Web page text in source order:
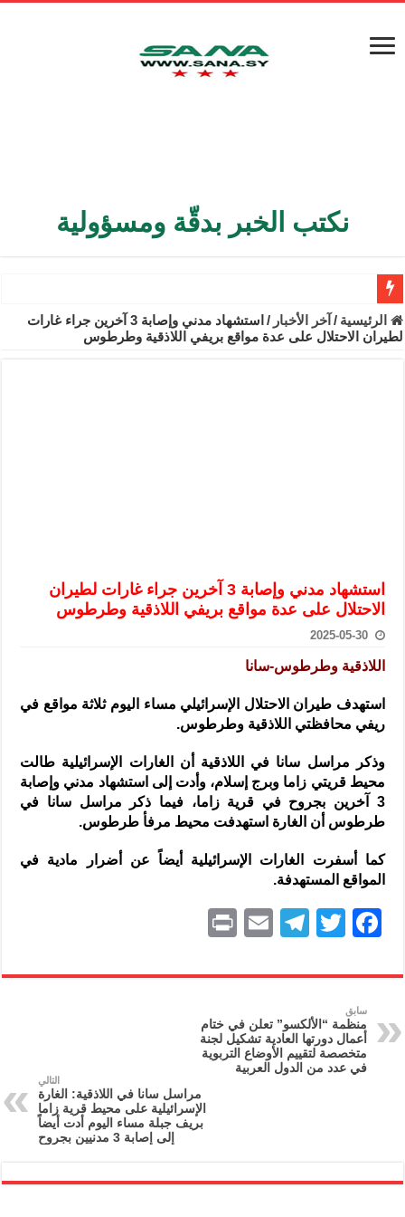
نكتب الخبر بدقّة ومسؤولية
الأمن الداخلي يعثر على مقبرة جماعية في ريف اللاذقية تضم 9 جثامين
الوزير الشيباني يبحث في باريس تعزيز الاستقرار في سوريا
سوريا تبحث مع الإيسيسكو التعاون في البحث العلمي وحماية التراث
الرئيسية / آخر الأخبار /
استشهاد مدني وإصابة 3 آخرين جراء غارات
لطيران الاحتلال على عدة مواقع بريفي اللاذقية وطرطوس
استشهاد مدني وإصابة 3 آخرين جراء غارات لطيران
الاحتلال على عدة مواقع بريفي اللاذقية وطرطوس
2025-05-30
اللاذقية وطرطوس-سانا
استهدف طيران الاحتلال الإسرائيلي مساء اليوم ثلاثة مواقع في
ريفي محافظتي اللاذقية وطرطوس.
وذكر مراسل سانا في اللاذقية أن الغارات الإسرائيلية طالت
محيط قريتي زاما وبرج إسلام، وأدت إلى استشهاد مدني وإصابة
3 آخرين بجروح في قرية زاما، فيما ذكر مراسل سانا في
طرطوس أن الغارة استهدفت محيط مرفأ طرطوس.
كما أسفرت الغارات الإسرائيلية أيضاً عن أضرار مادية في
المواقع المستهدفة.
F
c
e
b
o
T
itt
er
T
e
gr
a
m
E
ai
nt
سابق
منظمة “الألكسو” تعلن في ختام
أعمال دورتها العادية تشكيل لجنة
متخصصة لتقييم الأوضاع التربوية
في عدد من الدول العربية
التالي
مراسل سانا في اللاذقية: الغارة
الإسرائيلية على محيط قرية زاما
بريف جبلة مساء اليوم أدت أيضاً
إلى إصابة 3 مدنيين بجروح